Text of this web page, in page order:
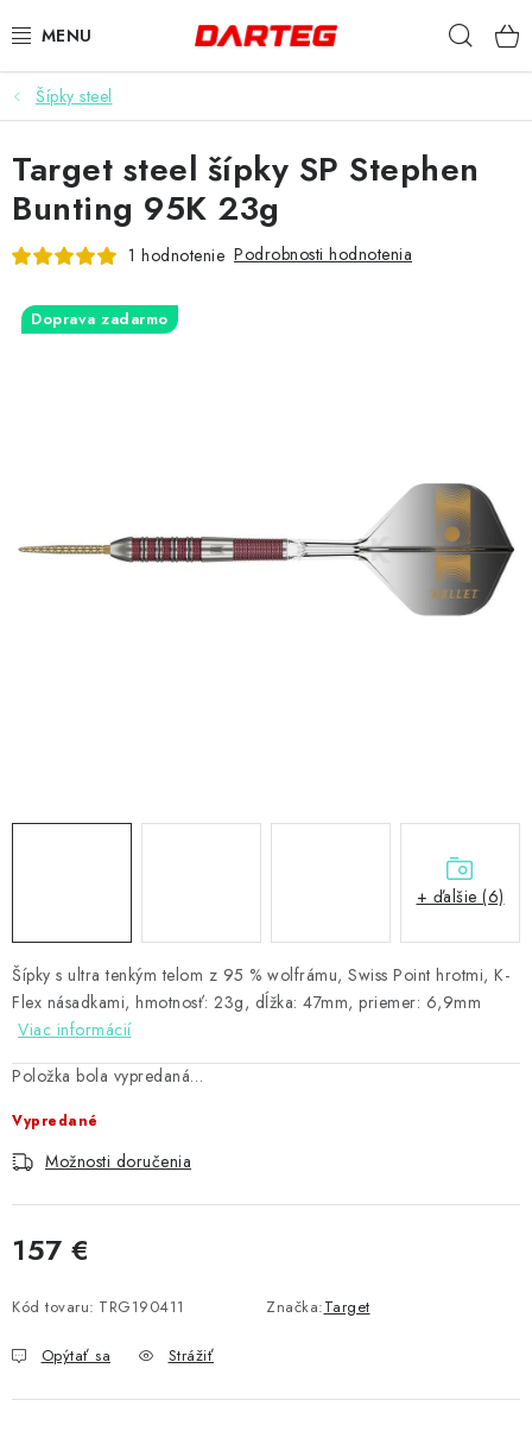
na
ŠÍPKY
TERČE
DOPLNKY K TERČU
PRÍSLUŠENSTVO
Kontakty Hodnotenie obchodu
Šípky steel
Šípky s ultra tenkým telom z 95 % wolfrámu, Swiss Point hrotmi, K-
Flex násadkami, hmotnosť: 23g, dĺžka: 47mm, priemer: 6,9mm
Viac informácií
Položka bola vypredaná…
Vypredané
Možnosti doručenia
157 €
Kód tovaru: TRG190411 Značka:Target
Opýtať sa Strážiť
Target steel šípky SP Stephen
Bunting 95K 23g
1 hodnotenie Podrobnosti hodnotenia
Doprava zadarmo
+ ďalšie (6)